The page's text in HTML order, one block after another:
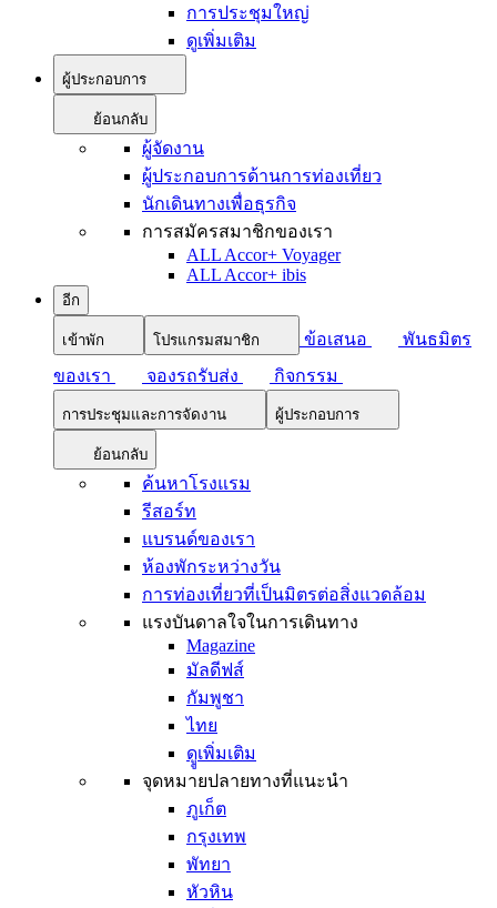
การประชุมใหญ่
ดูเพิ่มเติม
ผู้ประกอบการ
ย้อนกลับ
ผู้จัดงาน
ผู้ประกอบการด้านการท่องเที่ยว
นักเดินทางเพื่อธุรกิจ
การสมัครสมาชิกของเรา
ALL Accor+ Voyager
ALL Accor+ ibis
อีก
เข้าพัก โปรแกรมสมาชิก ข้อเสนอ
พันธมิตร
ของเรา
จองรถรับส่ง กิจกรรม
การประชุมและการจัดงาน ผู้ประกอบการ
ย้อนกลับ
ค้นหาโรงแรม
รีสอร์ท
แบรนด์ของเรา
ห้องพักระหว่างวัน
การท่องเที่ยวที่เป็นมิตรต่อสิ่งแวดล้อม
แรงบันดาลใจในการเดินทาง
Magazine
มัลดีฟส์
กัมพูชา
ไทย
ดููเพิ่มเติม
จุดหมายปลายทางที่แนะนำ
ภูเก็ต
กรุงเทพ
พัทยา
หัวหิน